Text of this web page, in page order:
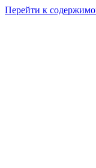
Перейти к